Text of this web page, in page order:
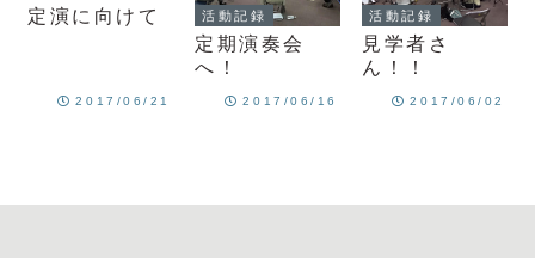
定演に向けて
2017/06/21
活動記録
定期演奏会
へ！
2017/06/16
活動記録
見学者さ
ん！！
2017/06/02